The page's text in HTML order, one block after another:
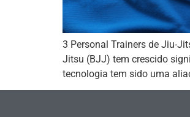
3 Personal Trainers de Jiu-
Jitsu (BJJ) tem crescido
tecnologia tem sido uma